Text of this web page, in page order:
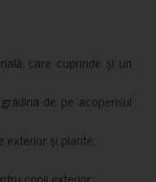
care cuprinde și un
de pe acoperisul
exterior și plante;